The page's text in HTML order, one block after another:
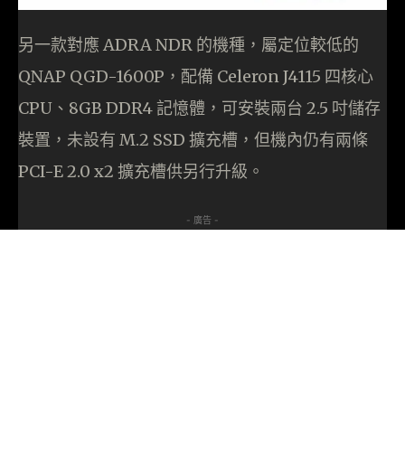
另一款對應 ADRA NDR 的機種，屬定位較低的
QNAP QGD-1600P，配備 Celeron J4115 四核心
CPU、8GB DDR4 記憶體，可安裝兩台 2.5 吋儲存
裝置，未設有 M.2 SSD 擴充槽，但機內仍有兩條
PCI-E 2.0 x2 擴充槽供另行升級。
- 廣告 -